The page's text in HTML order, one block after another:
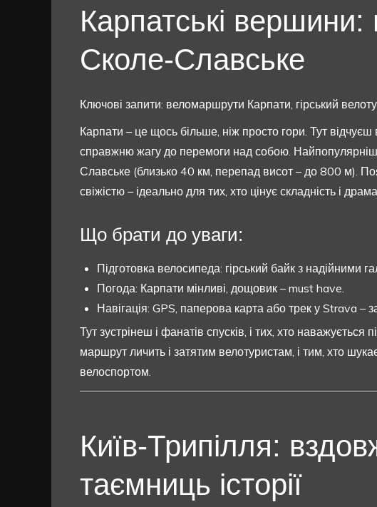
Карпатські
Сколе-Славське
Ключові запити: веломаршрути Карпати, гірський
Карпати – це щось більше, ніж просто гори. Тут відчуєш
справжню жагу до перемоги над собою.
Славське (близько 40 км, перепад висот – до 800 м).
свіжістю – ідеально для тих, хто цінує складність і
Що брати до уваги:
Підготовка велосипеда: гірський байк з надійними
Погода: Карпати мінливі, дощовик – must have.
Навігація: GPS, паперова карта або трек у Strava –
Тут зустрінеш і фанатів спусків, і тих, хто
маршрут личить і затятим велотуристам, і тим, хто
велоспортом.
Київ-Трипілля:
таємниць історії